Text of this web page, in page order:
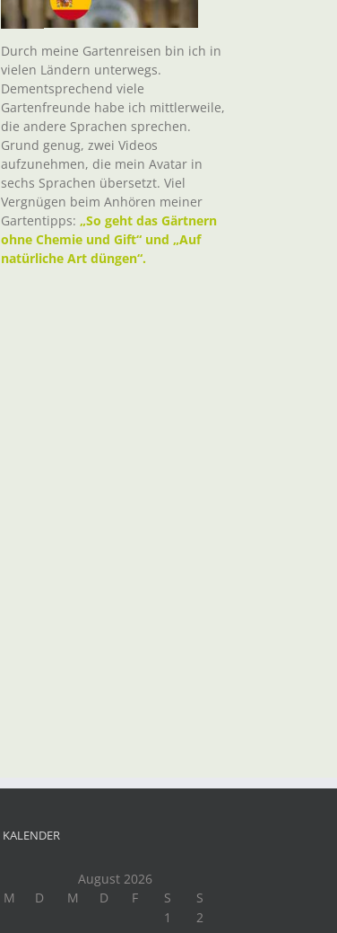
Durch meine Gartenreisen bin ich in
vielen Ländern unterwegs.
Dementsprechend viele
Gartenfreunde habe ich mittlerweile,
die andere Sprachen sprechen.
Grund genug, zwei Videos
aufzunehmen, die mein Avatar in
sechs Sprachen übersetzt. Viel
Vergnügen beim Anhören meiner
Gartentipps: „So geht das Gärtnern
ohne Chemie und Gift“ und „Auf
natürliche Art düngen“.
KALENDER
August 2026
M
D M D F S
S
1
2